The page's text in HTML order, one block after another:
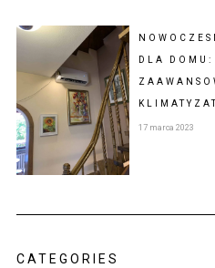
DLA DOMU:
17 marca 2023
CATEGORIES